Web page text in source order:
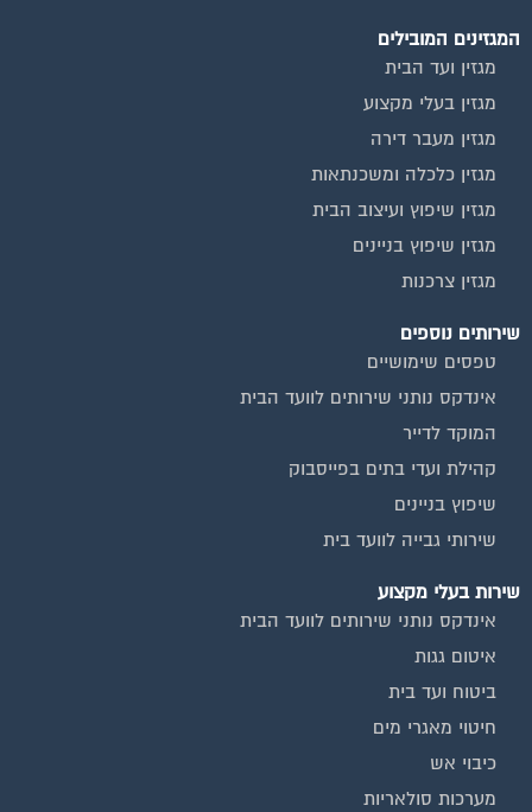
המגזינים המובילים
מגזין ועד הבית
מגזין בעלי מקצוע
מגזין מעבר דירה
מגזין כלכלה ומשכנתאות
מגזין שיפוץ ועיצוב הבית
מגזין שיפוץ בניינים
מגזין צרכנות
שירותים נוספים
טפסים שימושיים
אינדקס נותני שירותים לוועד הבית
המוקד לדייר
קהילת ועדי בתים בפייסבוק
שיפוץ בניינים
שירותי גבייה לוועד בית
שירות בעלי מקצוע
אינדקס נותני שירותים לוועד הבית
איטום גגות
ביטוח ועד בית
חיטוי מאגרי מים
כיבוי אש
מערכות סולאריות